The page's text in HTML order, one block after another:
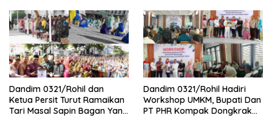
Dandim 0321/Rohil dan
Ketua Persit Turut Ramaikan
Tari Masal Sapin Bagan Yang
Dandim 0321/Rohil Hadiri
Workshop UMKM, Bupati Dan
PT PHR Kompak Dongkrak